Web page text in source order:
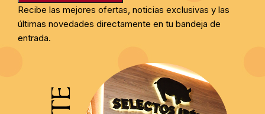
Recibe las mejores ofertas, noticias exclusivas y las
últimas novedades directamente en tu bandeja de
entrada.